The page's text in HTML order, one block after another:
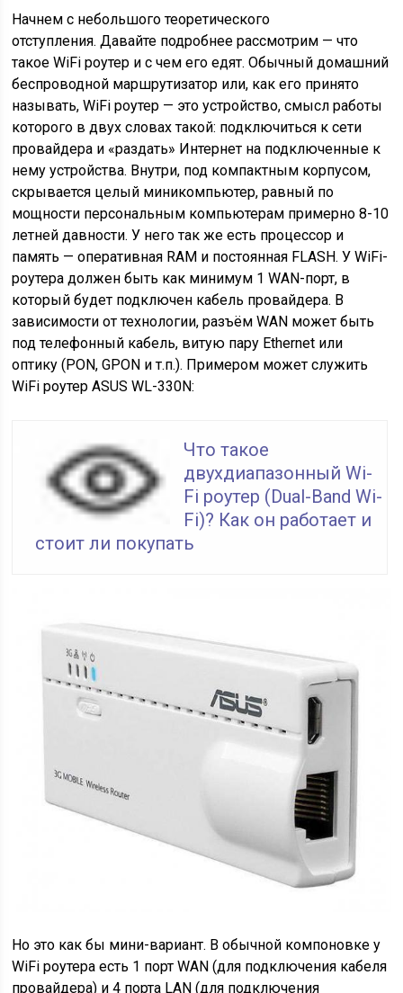
Начнем с небольшого теоретического
отступления. Давайте подробнее рассмотрим — что
такое WiFi роутер и с чем его едят. Обычный домашний
беспроводной маршрутизатор или, как его принято
называть, WiFi роутер — это устройство, смысл работы
которого в двух словах такой: подключиться к сети
провайдера и «раздать» Интернет на подключенные к
нему устройства. Внутри, под компактным корпусом,
скрывается целый миникомпьютер, равный по
мощности персональным компьютерам примерно 8-10
летней давности. У него так же есть процессор и
память — оперативная RAM и постоянная FLASH. У WiFi-
роутера должен быть как минимум 1 WAN-порт, в
который будет подключен кабель провайдера. В
зависимости от технологии, разъём WAN может быть
под телефонный кабель, витую пару Ethernet или
оптику (PON, GPON и т.п.). Примером может служить
WiFi роутер ASUS WL-330N:
Что такое
двухдиапазонный Wi-
Fi роутер (Dual-Band Wi-
Fi)? Как он работает и
стоит ли покупать
Но это как бы мини-вариант. В обычной компоновке у
WiFi роутера есть 1 порт WAN (для подключения кабеля
провайдера) и 4 порта LAN (для подключения